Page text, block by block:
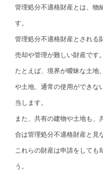
管理処分不適格財産とは、物
す。
管理処分不適格財産とされる
売却や管理が難しい財産です。
たとえば、境界が曖昧な土地
や土地、通常の使用ができな
当します。
また、共有の建物や土地も、
合は管理処分不適格財産と見
これらの財産は申請をしても
う。